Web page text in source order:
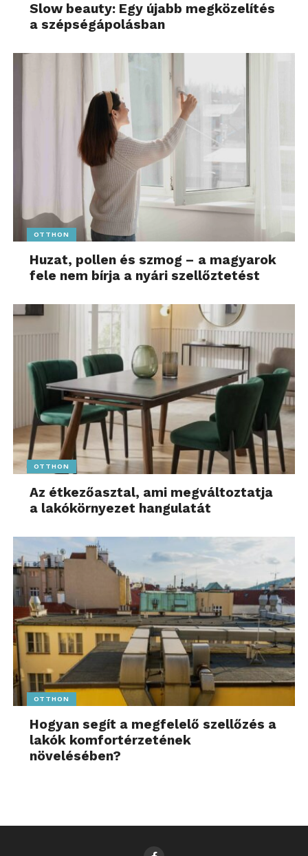
Slow beauty: Egy újabb megközelítés
a szépségápolásban
OTTHON
Huzat, pollen és szmog – a magyarok
fele nem bírja a nyári szellőztetést
OTTHON
Az étkezőasztal, ami megváltoztatja
a lakókörnyezet hangulatát
OTTHON
Hogyan segít a megfelelő szellőzés a
lakók komfortérzetének
növelésében?